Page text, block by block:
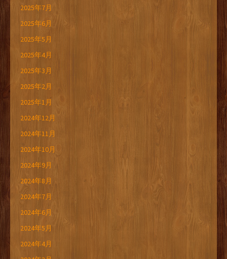
2025年7月
2025年6月
2025年5月
2025年4月
2025年3月
2025年2月
2025年1月
2024年12月
2024年11月
2024年10月
2024年9月
2024年8月
2024年7月
2024年6月
2024年5月
2024年4月